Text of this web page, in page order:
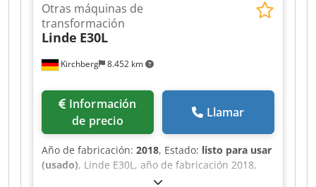
Kirchberg 8.452 km
Otras máquinas de
transformación
Linde E30L
de precio
Llamar
Año de fabricación: 2018, Estado: listo para usar
(usado), Linde E30L, año de fabricación 2018,
20.310 horas, Triplex 513cm, 3º + 4º válvula con